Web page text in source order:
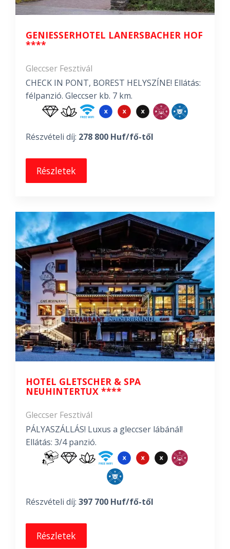
GENIESSERHOTEL LANERSBACHER HOF *
***
Gleccser Fesztivál
CHECK IN PONT, BOREST HELYSZÍNE! Ellátás:
félpanzió. Gleccser kb. 7 km.
Részvételi díj: 278 800 Huf/fő-től
Részletek
HOTEL GLETSCHER & SPA
NEUHINTERTUX ****
Gleccser Fesztivál
PÁLYASZÁLLÁS! Luxus a gleccser lábánál!
Ellátás: 3/4 panzió.
Részvételi díj: 397 700 Huf/fő-től
Részletek